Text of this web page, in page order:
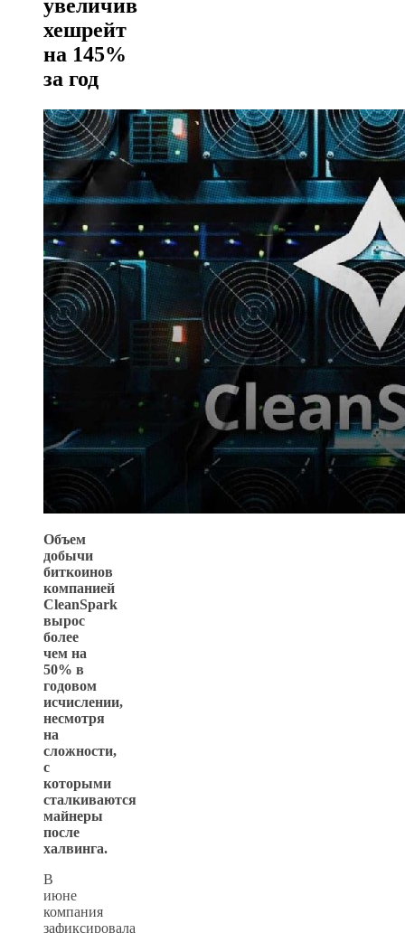
увеличив
хешрейт
на 145%
за год
Объем
добычи
биткоинов
компанией
CleanSpark
вырос
более
чем на
50% в
годовом
исчислении,
несмотря
на
сложности,
с
которыми
сталкиваются
майнеры
после
халвинга.
В
июне
компания
зафиксировала